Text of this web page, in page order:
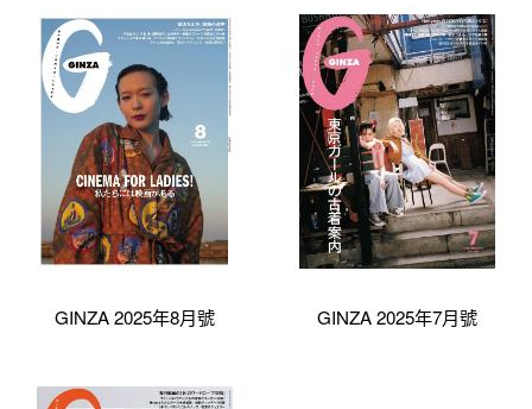
GINZA 2025年8月號 GINZA 2025年7月號